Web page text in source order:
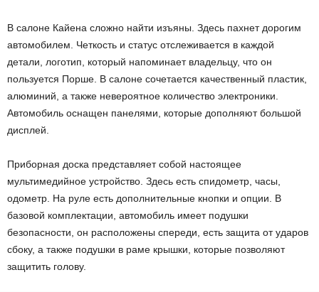
В салоне Кайена сложно найти изъяны. Здесь пахнет дорогим
автомобилем. Четкость и статус отслеживается в каждой
детали, логотип, который напоминает владельцу, что он
пользуется Порше. В салоне сочетается качественный пластик,
алюминий, а также невероятное количество электроники.
Автомобиль оснащен панелями, которые дополняют большой
дисплей.
Приборная доска представляет собой настоящее
мультимедийное устройство. Здесь есть спидометр, часы,
одометр. На руле есть дополнительные кнопки и опции. В
базовой комплектации, автомобиль имеет подушки
безопасности, он расположены спереди, есть защита от ударов
сбоку, а также подушки в раме крышки, которые позволяют
защитить голову.